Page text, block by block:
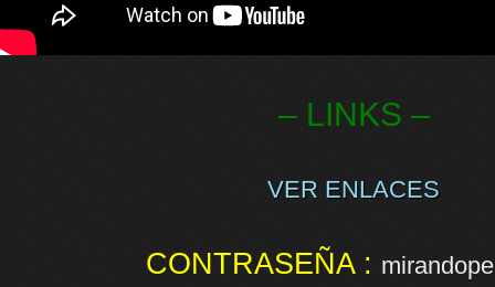
– LINKS –
VER ENLACES
CONTRASEÑA :